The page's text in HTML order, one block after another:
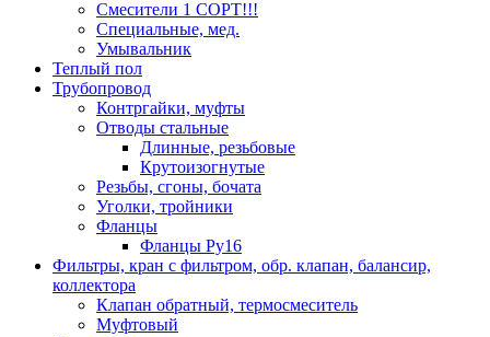
Смесители 1 СОРТ!!!
Специальные, мед.
Умывальник
Теплый пол
Трубопровод
Контргайки, муфты
Отводы стальные
Длинные, резьбовые
Крутоизогнутые
Резьбы, сгоны, бочата
Уголки, тройники
Фланцы
Фланцы Ру16
Фильтры, кран с фильтром, обр. клапан, балансир,
коллектора
Клапан обратный, термосмеситель
Муфтовый